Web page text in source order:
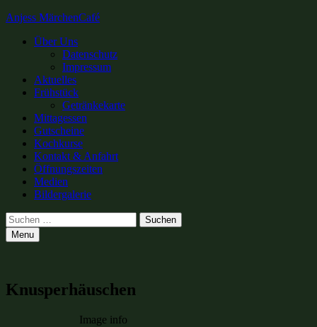
Anjess MärchenCafé
Primary
Über Uns
Datenschutz
Impressum
Aktuelles
Frühstück
Getränkekarte
Mittagessen
Gutscheine
Kochkurse
Kontakt & Anfahrt
Öffnungszeiten
Medien
Bildergalerie
Search
Suchen
nach:
Menu
Knusperhäuschen
Image info